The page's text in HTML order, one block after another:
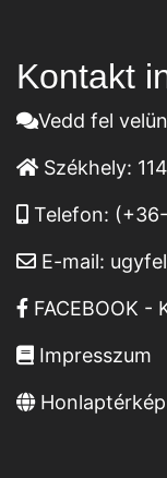
Kontakt
Vedd fel
Székhely:
Telefon:
E-mail:
FACEBOOK -
Impresszum
Honlaptérkép